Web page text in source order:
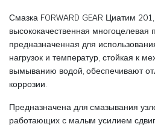
Смазка FORWARD GEAR Циатим
высококачественная многоцелевая
предназначенная для
нагрузок и температур, стойкая к
вымыванию водой, обеспечивают
коррозии.
Предназначена для смазывания
работающих с малым усилием